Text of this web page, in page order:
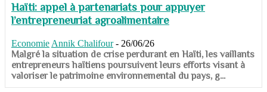
Haïti: appel à partenariats pour appuyer
l’entrepreneuriat agroalimentaire
Economie Annik Chalifour - 26/06/26
​​​​​​​Malgré la situation de crise perdurant en Haïti, les vaillants
entrepreneurs haïtiens poursuivent leurs efforts visant à
valoriser le patrimoine environnemental du pays, g...